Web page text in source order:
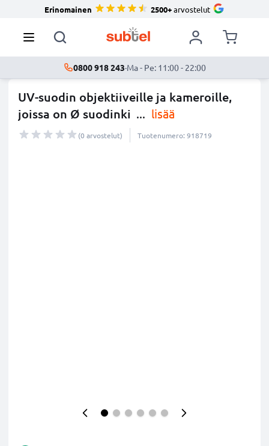
Erinomainen 2500+arvostelut
0800 918 243·Ma - Pe: 11:00 - 22:00
UV-suodin objektiiveille ja kameroille,
joissa on Ø suodinki ... lisää
(0 arvostelut) Tuotenumero: 918719